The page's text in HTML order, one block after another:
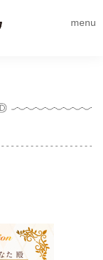
menu